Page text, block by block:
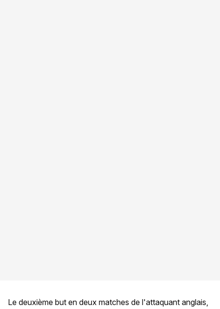
Le deuxième but en deux matches de l'attaquant anglais,